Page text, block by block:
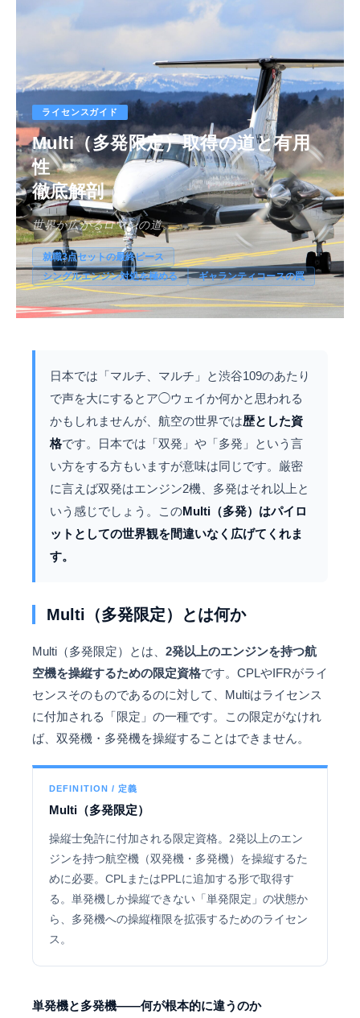
ライセンスガイド
Multi（多発限定）取得の道と有用
性
徹底解剖
世界が広がるロマンの道。
就職3点セットの最終ピース
シングルエンジン対処を極める
ギャランティコースの罠
日本では「マルチ、マルチ」と渋谷109のあたり
で声を大にするとア◯ウェイか何かと思われる
かもしれませんが、航空の世界では歴とした資
格です。日本では「双発」や「多発」という言
い方をする方もいますが意味は同じです。厳密
に言えば双発はエンジン2機、多発はそれ以上と
いう感じでしょう。このMulti（多発）はパイロ
ットとしての世界観を間違いなく広げてくれま
す。
Multi（多発限定）とは何か
Multi（多発限定）とは、 2発以上のエンジンを持つ航
空機を操縦するための限定資格です。CPLやIFRがライ
センスそのものであるのに対して、Multiはライセンス
に付加される「限定」の一種です。この限定がなけれ
ば、双発機・多発機を操縦することはできません。
DEFINITION / 定義
Multi（多発限定）
操縦士免許に付加される限定資格。2発以上のエン
ジンを持つ航空機（双発機・多発機）を操縦するた
めに必要。CPLまたはPPLに追加する形で取得す
る。単発機しか操縦できない「単発限定」の状態か
ら、多発機への操縦権限を拡張するためのライセン
ス。
単発機と多発機——何が根本的に違うのか